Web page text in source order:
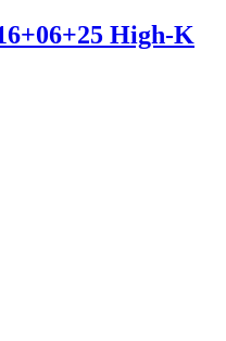
High-K